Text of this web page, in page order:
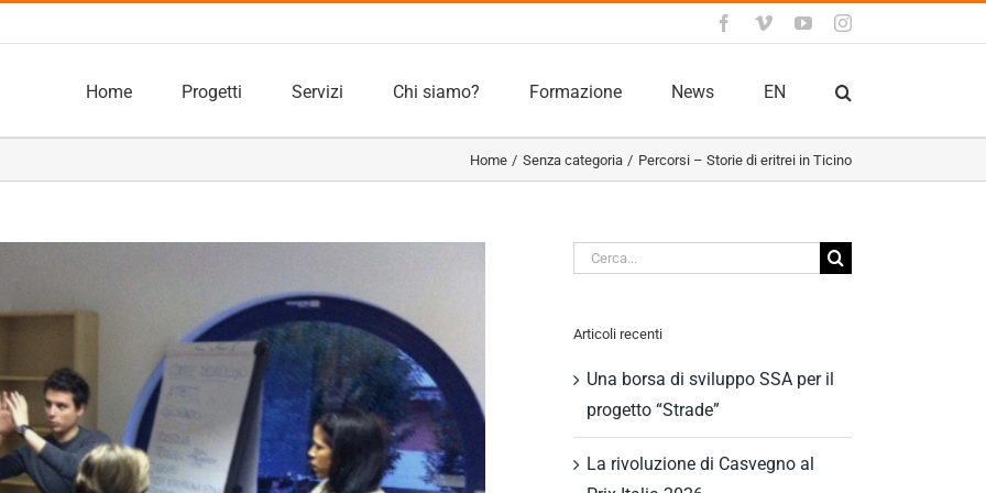
Facebook
VimeoYouTubeInstagram
Home Progetti Servizi Chi siamo? Formazione News EN
Home Senza categoria Percorsi – Storie di eritrei in Ticino
Cerca
Articoli recenti
Una borsa di sviluppo SSA per il
progetto “Strade”
La rivoluzione di Casvegno al